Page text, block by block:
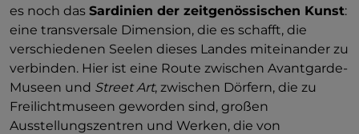
es noch das Sardinien der zeitgenössischen Kunst:
eine transversale Dimension, die es schafft, die
verschiedenen Seelen dieses Landes miteinander zu
verbinden. Hier ist eine Route zwischen Avantgarde-
Museen und Street Art, zwischen Dörfern, die zu
Freilichtmuseen geworden sind, großen
Ausstellungszentren und Werken, die von